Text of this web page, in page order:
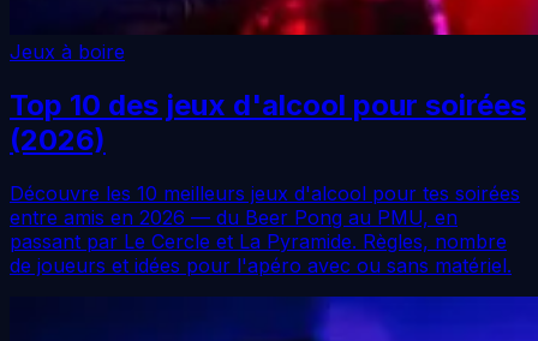
Jeux à boire
Top 10 des jeux d'alcool pour soirées
(2026)
Découvre les 10 meilleurs jeux d'alcool pour tes soirées
entre amis en 2026 — du Beer Pong au PMU, en
passant par Le Cercle et La Pyramide. Règles, nombre
de joueurs et idées pour l'apéro avec ou sans matériel.